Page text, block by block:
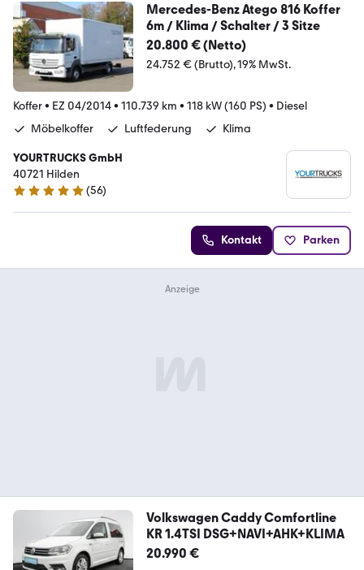
Mercedes-Benz Atego 816 Koffer
6m / Klima / Schalter / 3 Sitze
20.800 € (Netto)
24.752 € (Brutto) 19% MwSt.
Koffer• EZ 04/2014• 110.739 km • 118 kW (160 PS) • Diesel
Möbelkoffer
Luftfederung Klima
YOURTRUCKS GmbH
40721 Hilden
5 Sterne
(56)
Kontakt Parken
Volkswagen Caddy Comfortline
KR 1.4TSI DSG+NAVI+AHK+KLIMA
20.990 €